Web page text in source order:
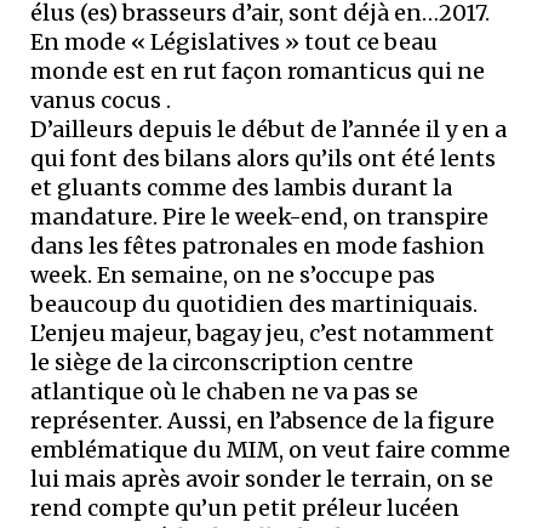
élus (es) brasseurs d’air, sont déjà en…2017.
En mode « Législatives » tout ce beau
monde est en rut façon romanticus qui ne
vanus cocus .
D’ailleurs depuis le début de l’année il y en a
qui font des bilans alors qu’ils ont été lents
et gluants comme des lambis durant la
mandature. Pire le week-end, on transpire
dans les fêtes patronales en mode fashion
week. En semaine, on ne s’occupe pas
beaucoup du quotidien des martiniquais.
L’enjeu majeur, bagay jeu, c’est notamment
le siège de la circonscription centre
atlantique où le chaben ne va pas se
représenter. Aussi, en l’absence de la figure
emblématique du MIM, on veut faire comme
lui mais après avoir sonder le terrain, on se
rend compte qu’un petit préleur lucéen